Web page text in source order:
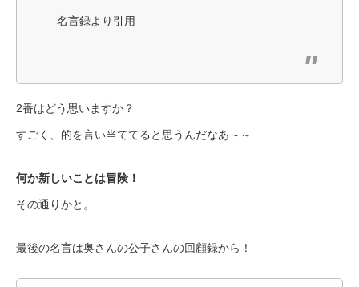
名言録より引用
2番はどう思いますか？
すごく、的を言い当ててると思うんだなあ～～
何か新しいことは冒険！
その通りかと。
最後の名言は奥さんの公子さんの回顧録から！